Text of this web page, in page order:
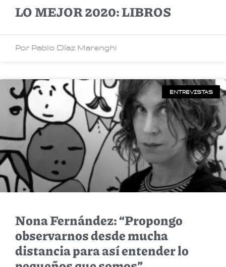
LO MEJOR 2020: LIBROS
Por Pablo Díaz Marenghi
ENTREVISTAS
Nona Fernández: “Propongo
observarnos desde mucha
distancia para así entender lo